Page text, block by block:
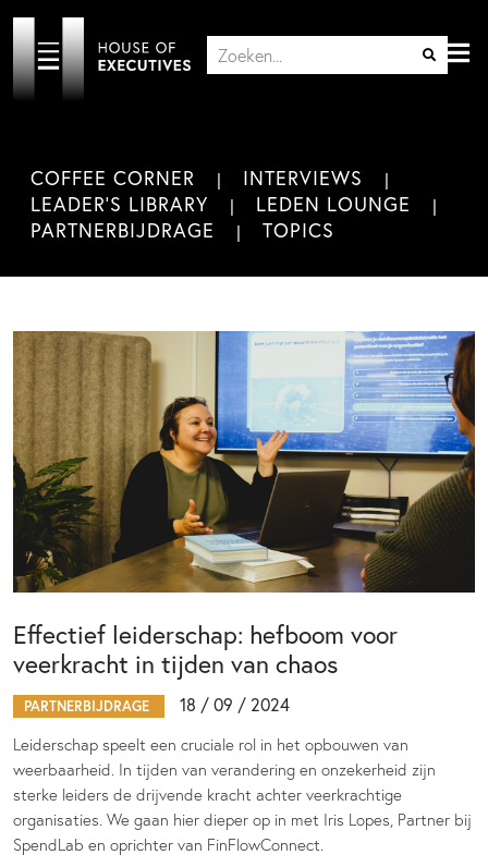
COFFEE CORNER
INTERVIEWS
LEADER'S LIBRARY
LEDEN LOUNGE
PARTNERBIJDRAGE
TOPICS
Effectief leiderschap: hefboom voor
veerkracht in tijden van chaos
PARTNERBIJDRAGE 18 / 09 / 2024
Leiderschap speelt een cruciale rol in het opbouwen van
weerbaarheid. In tijden van verandering en onzekerheid zijn
sterke leiders de drijvende kracht achter veerkrachtige
organisaties. We gaan hier dieper op in met Iris Lopes, Partner bij
SpendLab en oprichter van FinFlowConnect.